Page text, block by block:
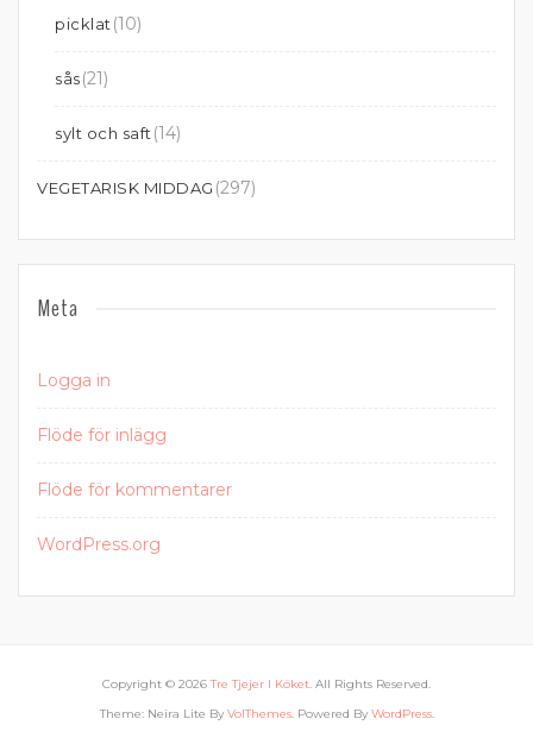
picklat (10)
sås(21)
sylt och saft (14)
VEGETARISK MIDDAG (297)
Meta
Logga in
Flöde för inlägg
Flöde för kommentarer
WordPress.org
Copyright © 2026Tre Tjejer I Köket. All Rights Reserved.
Theme: Neira Lite By VolThemes. Powered By WordPress.